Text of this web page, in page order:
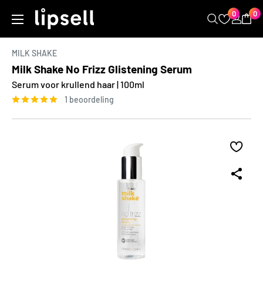
Doorgaan
naar
artikel
LIPSELL 0 0
MILK SHAKE
Milk Shake No Frizz Glistening Serum
Serum voor krullend haar | 100ml
1 beoordeling